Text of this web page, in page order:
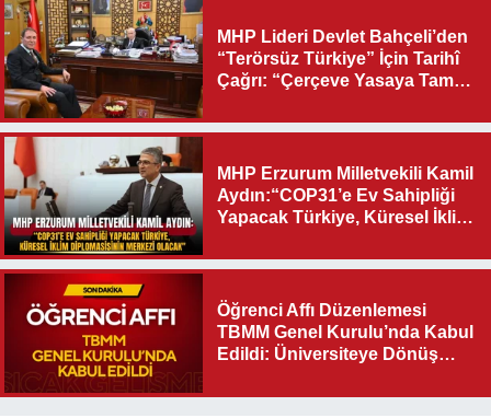
MHP Lideri Devlet Bahçeli’den
“Terörsüz Türkiye” İçin Tarihî
Çağrı: “Çerçeve Yasaya Tam
MHP Erzurum Milletvekili Kamil
Aydın:“COP31’e Ev Sahipliği
Yapacak Türkiye, Küresel İklim
Olacak"
Öğrenci Affı Düzenlemesi
TBMM Genel Kurulu’nda Kabul
Edildi: Üniversiteye Dönüş